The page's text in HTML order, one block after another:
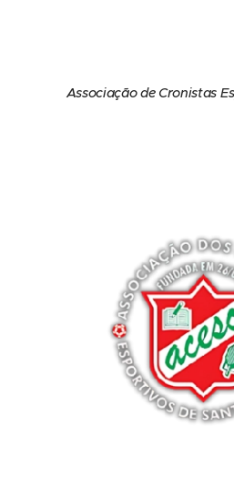
Associação de Cronistas